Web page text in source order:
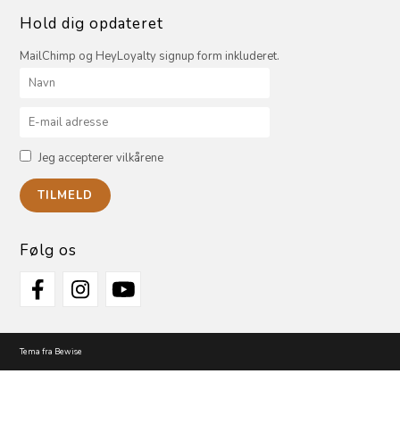
Hold dig opdateret
MailChimp og HeyLoyalty signup form inkluderet.
Jeg accepterer vilkårene
Følg os
Tema fra Bewise